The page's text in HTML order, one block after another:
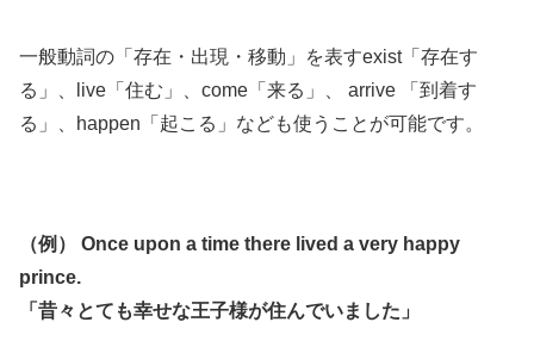
一般動詞の「存在・出現・移動」を表すexist「存在す
る」、live「住む」、come「来る」、 arrive 「到着す
る」、happen「起こる」なども使うことが可能です。
（例） Once upon a time there lived a very happy
prince.
「昔々とても幸せな王子様が住んでいました」